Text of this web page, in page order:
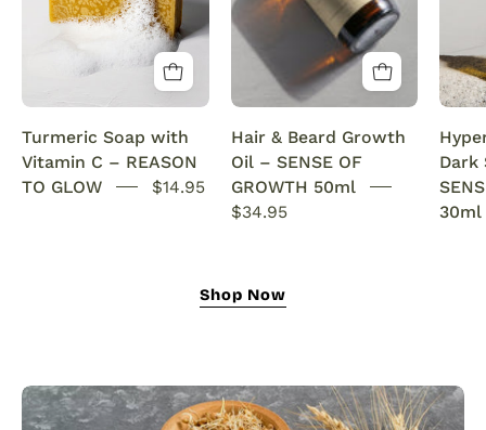
Vitamin
Brightening
Acne
SENSEOFREASONS
Turmeric Soap with
Vitamin C – REASON
TO GLOW
$14.95
growth
serum
infused
with
oil.
This
for
fuller
Hair & Beard Growth
Oil – SENSE OF
GROWTH 50ml
$34.95
Dark
30ml
Shop Now